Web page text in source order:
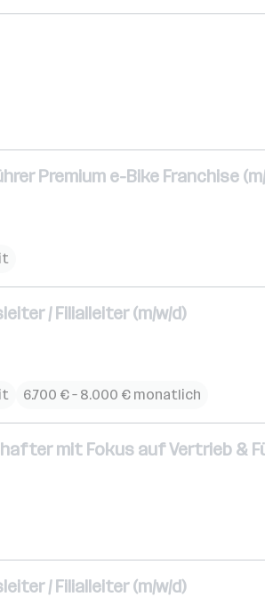
Premium e-Bike Franchise
/ Filialleiter (m/w/d)
6.700 € – 8.000 € monatlich
mit Fokus auf Vertrieb &
/ Filialleiter (m/w/d)